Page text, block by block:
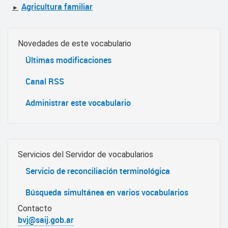
► Agricultura familiar
Novedades de este vocabulario
Últimas modificaciones
Canal RSS
Administrar este vocabulario
Servicios del Servidor de vocabularios
Servicio de reconciliación terminológica
Búsqueda simultánea en varios vocabularios
Contacto
bvj@saij.gob.ar